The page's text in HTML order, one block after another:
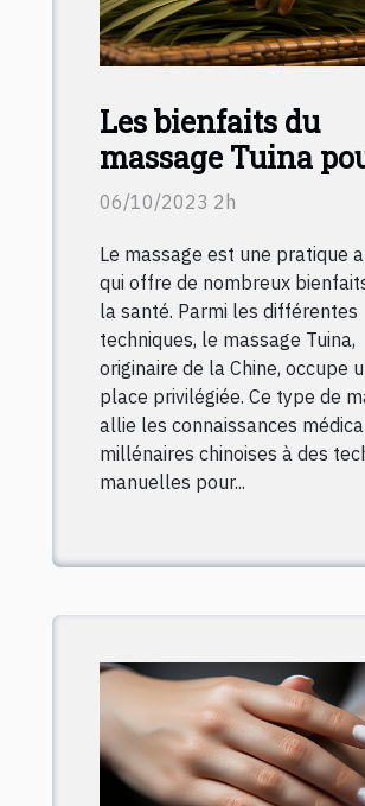
Les bienfaits du
massage Tuina
santé
06/10/2023 2h
Le massage est une pratique
qui offre de nombreux
la santé. Parmi les différentes
techniques, le massage Tuina,
originaire de la Chine, occupe
place privilégiée. Ce type de
allie les connaissances
millénaires chinoises à des
manuelles pour...